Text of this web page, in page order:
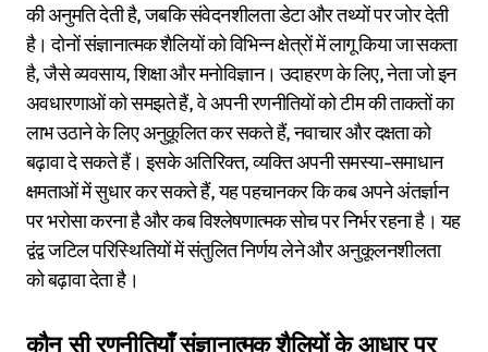
की अनुमति देती है, जबकि संवेदनशीलता डेटा और तथ्यों पर जोर देती
है। दोनों संज्ञानात्मक शैलियों को विभिन्न क्षेत्रों में लागू किया जा सकता
है, जैसे व्यवसाय, शिक्षा और मनोविज्ञान। उदाहरण के लिए, नेता जो इन
अवधारणाओं को समझते हैं, वे अपनी रणनीतियों को टीम की ताकतों का
लाभ उठाने के लिए अनुकूलित कर सकते हैं, नवाचार और दक्षता को
बढ़ावा दे सकते हैं। इसके अतिरिक्त, व्यक्ति अपनी समस्या-समाधान
क्षमताओं में सुधार कर सकते हैं, यह पहचानकर कि कब अपने अंतर्ज्ञान
पर भरोसा करना है और कब विश्लेषणात्मक सोच पर निर्भर रहना है। यह
द्वंद्व जटिल परिस्थितियों में संतुलित निर्णय लेने और अनुकूलनशीलता
को बढ़ावा देता है।
कौन सी रणनीतियाँ संज्ञानात्मक शैलियों के आधार पर